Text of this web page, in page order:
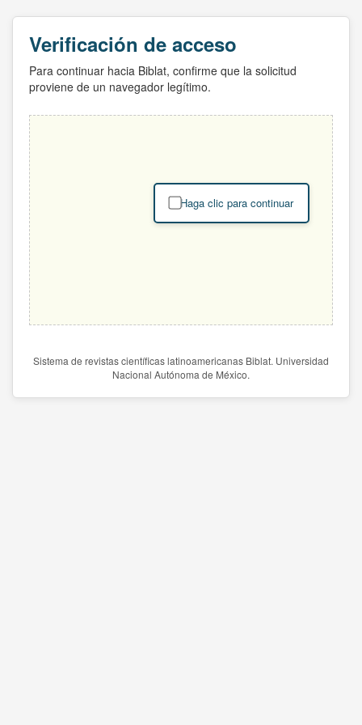
Verificación de acceso
Para continuar hacia Biblat, confirme que la solicitud
proviene de un navegador legítimo.
Haga clic para continuar
Sistema de revistas científicas latinoamericanas Biblat. Universidad
Nacional Autónoma de México.